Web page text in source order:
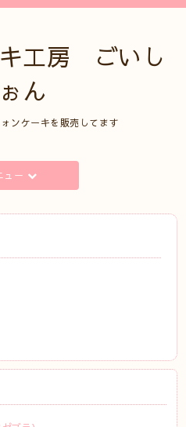
工房 ごいし
ん
ンケーキを販売してます
ュー